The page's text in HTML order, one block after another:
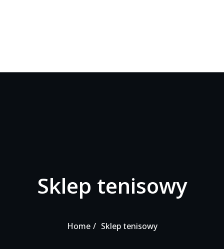
Sklep tenisowy
Home Sklep tenisowy